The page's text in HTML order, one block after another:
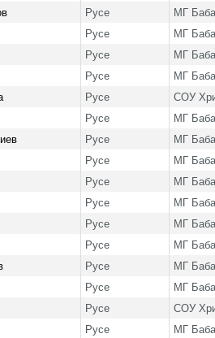
Русе МГ
Русе МГ
Русе МГ
Русе МГ
Русе СОУ
Русе МГ
Русе МГ
Русе МГ
Русе МГ
Русе МГ
Русе МГ
Русе МГ
Русе МГ
Русе МГ
Русе СОУ
Русе МГ